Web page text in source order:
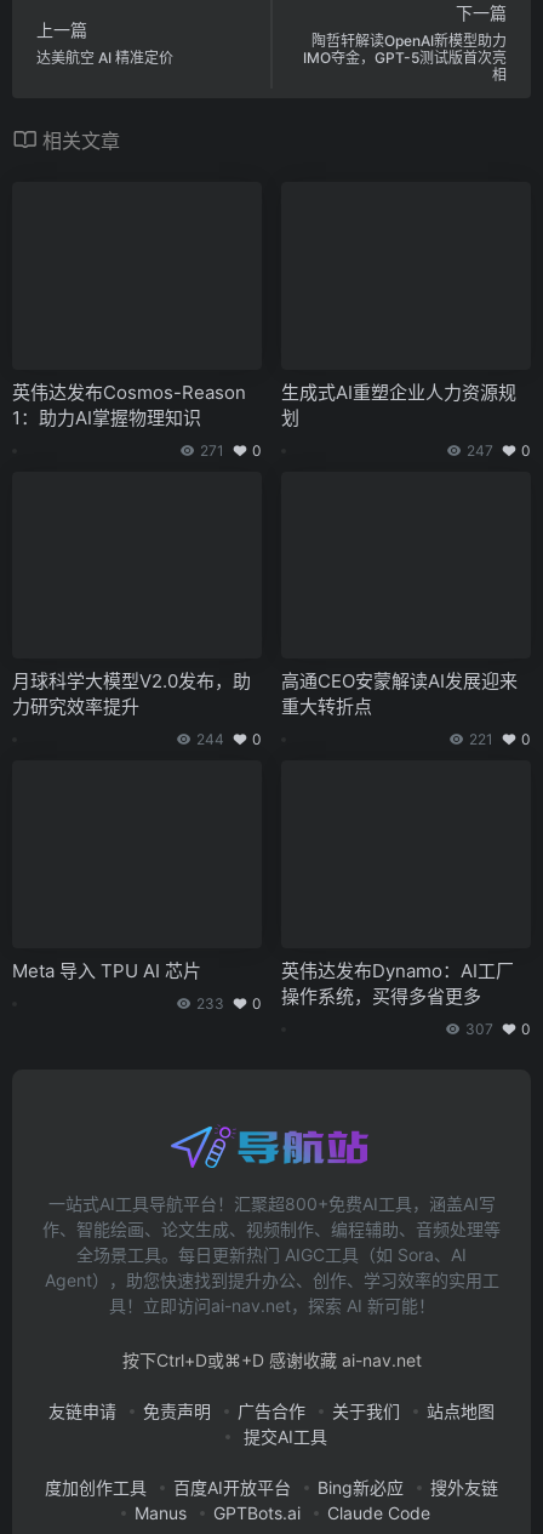
上一篇
达美航空 AI 精准定价
下一篇
陶哲轩解读OpenAI新模型助力
IMO夺金，GPT-5测试版首次亮
相
相关文章
英伟达发布Cosmos-Reason
1：助力AI掌握物理知识
271 0
生成式AI重塑企业人力资源规
划
247 0
月球科学大模型V2.0发布，助
力研究效率提升
244 0
高通CEO安蒙解读AI发展迎来
重大转折点
221 0
Meta 导入 TPU AI 芯片
233 0
英伟达发布Dynamo：AI工厂
操作系统，买得多省更多
307 0
一站式AI工具导航平台！汇聚超800+免费AI工具，涵盖AI写
作、智能绘画、论文生成、视频制作、编程辅助、音频处理等
全场景工具。每日更新热门 AIGC工具（如 Sora、AI
Agent），助您快速找到提升办公、创作、学习效率的实用工
具！立即访问ai-nav.net，探索 AI 新可能！
按下Ctrl+D或⌘+D 感谢收藏 ai-nav.net
友链申请 免责声明 广告合作 关于我们
站点地图
提交AI工具
度加创作工具 百度AI开放平台 Bing新必应
搜外友链
Manus
GPTBots.ai Claude Code